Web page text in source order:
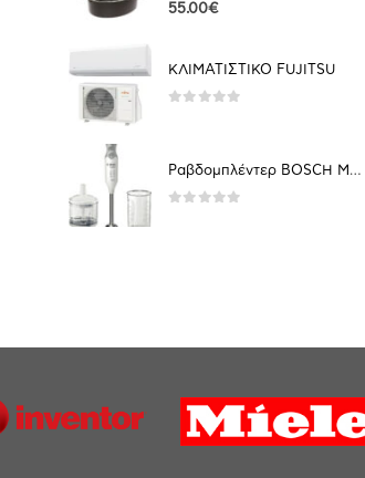
55.00€
ΚΛΙΜΑΤΙΣΤΙΚΟ FUJITSU
Ραβδομπλέντερ BOSCH MSM 66120 Multi